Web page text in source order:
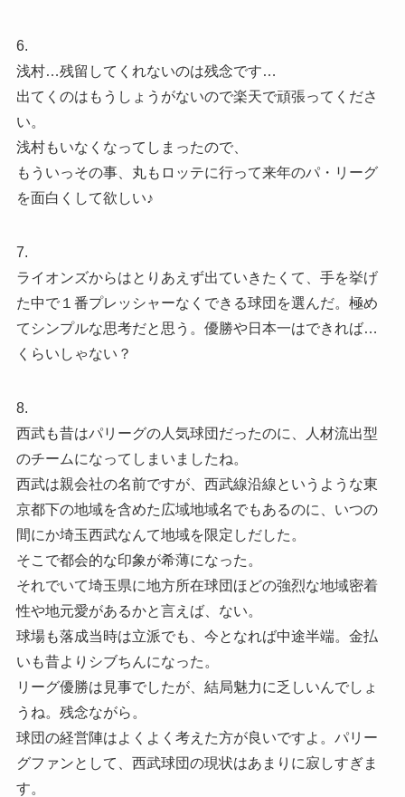
6.
浅村…残留してくれないのは残念です…
出てくのはもうしょうがないので楽天で頑張ってくださ
い。
浅村もいなくなってしまったので、
もういっその事、丸もロッテに行って来年のパ・リーグ
を面白くして欲しい♪
7.
ライオンズからはとりあえず出ていきたくて、手を挙げ
た中で１番プレッシャーなくできる球団を選んだ。極め
てシンプルな思考だと思う。優勝や日本一はできれば…
くらいしゃない？
8.
西武も昔はパリーグの人気球団だったのに、人材流出型
のチームになってしまいましたね。
西武は親会社の名前ですが、西武線沿線というような東
京都下の地域を含めた広域地域名でもあるのに、いつの
間にか埼玉西武なんて地域を限定しだした。
そこで都会的な印象が希薄になった。
それでいて埼玉県に地方所在球団ほどの強烈な地域密着
性や地元愛があるかと言えば、ない。
球場も落成当時は立派でも、今となれば中途半端。金払
いも昔よりシブちんになった。
リーグ優勝は見事でしたが、結局魅力に乏しいんでしょ
うね。残念ながら。
球団の経営陣はよくよく考えた方が良いですよ。パリー
グファンとして、西武球団の現状はあまりに寂しすぎま
す。